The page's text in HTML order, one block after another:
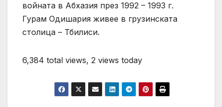
войната в Абхазия през 1992 – 1993 г.
Гурам Одишария живее в грузинската
столица – Тбилиси.
6,384 total views, 2 views today